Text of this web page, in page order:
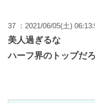
37 ：2021/06/05(土)
美人過ぎるな
ハーフ界のトップだろ